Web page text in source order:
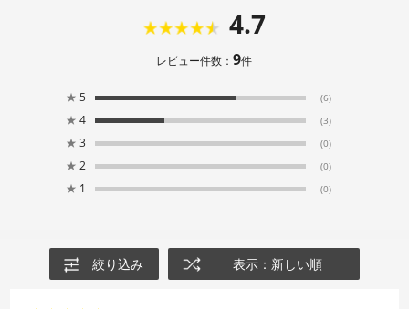
4.7
レビュー件数：9件
★ 5 (6)
★ 4 (3)
★ 3 (0)
★ 2 (0)
★ 1 (0)
絞り込み 表示：新しい順